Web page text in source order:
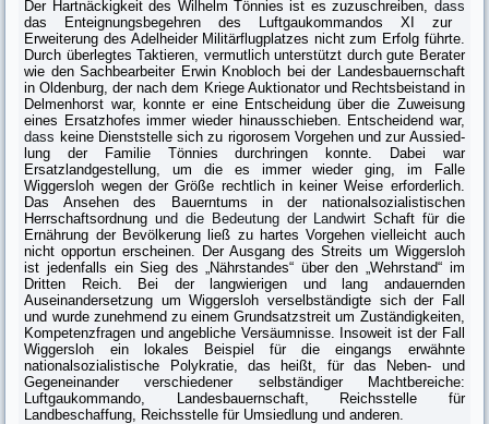
Der Hartnäckigkeit des Wilhelm Tönnies ist es zuzuschreiben, dass
das Ent­eignungsbegehren des Luftgaukommandos XI zur
Erweiterung des Adelheider Militärflugplatzes nicht zum Erfolg führte.
Durch überlegtes Taktieren, ver­mutlich unterstützt durch gute Berater
wie den Sachbearbeiter Erwin Knobloch bei der Landesbauernschaft
in Oldenburg, der nach dem Kriege Auktio­nator und Rechtsbeistand in
Delmenhorst war, konnte er eine Entscheidung über die Zuweisung
eines Ersatzhofes immer wieder hinausschieben. Entschei­dend war,
dass keine Dienststelle sich zu rigorosem Vorgehen und zur Aussied­
lung der Familie Tönnies durchringen konnte. Dabei war
Ersatzlandgestel­lung, um die es immer wieder ging, im Falle
Wiggersloh wegen der Größe rechtlich in keiner Weise erforderlich.
Das Ansehen des Bauerntums in der nationalsozialistischen
Herrschaftsordnung und die Bedeutung der LandwirtSchaft für die
Ernährung der Bevölkerung ließ zu hartes Vorgehen vielleicht auch
nicht opportun erscheinen. Der Ausgang des Streits um Wiggersloh
ist jedenfalls ein Sieg des „Nährstandes“ über den „Wehrstand“ im
Dritten Reich. Bei der langwierigen und lang andauernden
Auseinandersetzung um Wiggers­loh verselbständigte sich der Fall
und wurde zunehmend zu einem Grundsatz­streit um Zuständigkeiten,
Kompetenzfragen und angebliche Versäumnisse. Insoweit ist der Fall
Wiggersloh ein lokales Beispiel für die eingangs erwähnte
nationalsozialistische Polykratie, das heißt, für das Neben- und
Gegeneinander verschiedener selbständiger Machtbereiche:
Luftgaukommando, Landesbau­ernschaft, Reichsstelle für
Landbeschaffung, Reichsstelle für Umsiedlung und anderen.